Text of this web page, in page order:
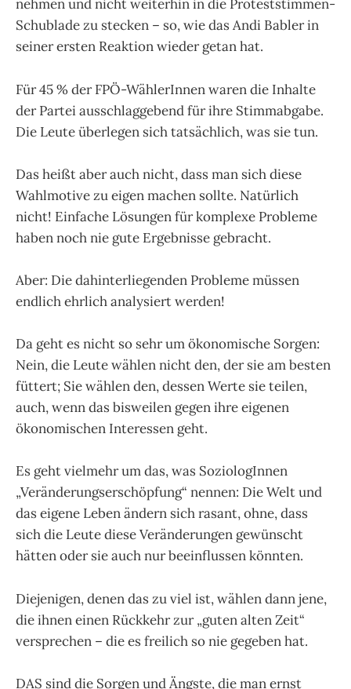
nehmen und nicht weiterhin in die Proteststimmen-
Schublade zu stecken – so, wie das Andi Babler in
seiner ersten Reaktion wieder getan hat.
Für 45 % der FPÖ-WählerInnen waren die Inhalte
der Partei ausschlaggebend für ihre Stimmabgabe.
Die Leute überlegen sich tatsächlich, was sie tun.
Das heißt aber auch nicht, dass man sich diese
Wahlmotive zu eigen machen sollte. Natürlich
nicht! Einfache Lösungen für komplexe Probleme
haben noch nie gute Ergebnisse gebracht.
Aber: Die dahinterliegenden Probleme müssen
endlich ehrlich analysiert werden!
Da geht es nicht so sehr um ökonomische Sorgen:
Nein, die Leute wählen nicht den, der sie am besten
füttert; Sie wählen den, dessen Werte sie teilen,
auch, wenn das bisweilen gegen ihre eigenen
ökonomischen Interessen geht.
Es geht vielmehr um das, was SoziologInnen
„Veränderungserschöpfung“ nennen: Die Welt und
das eigene Leben ändern sich rasant, ohne, dass
sich die Leute diese Veränderungen gewünscht
hätten oder sie auch nur beeinflussen könnten.
Diejenigen, denen das zu viel ist, wählen dann jene,
die ihnen einen Rückkehr zur „guten alten Zeit“
versprechen – die es freilich so nie gegeben hat.
DAS sind die Sorgen und Ängste, die man ernst